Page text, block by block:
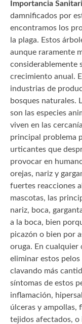
Importancia
damnificados por
encontramos los
la plaga. Estos
aunque raramente
considerablemente
crecimiento anual.
industrias de
bosques naturales.
son las especies
viven en las
principal problema
urticantes que
provocar en
orejas, nariz y
fuertes reacciones
mascotas, las
nariz, boca,
a la boca, bien
picazón o bien por
oruga. En cualquier
eliminar estos
clavando más
síntomas de estos
inflamación,
úlceras y ampollas,
tejidos afectados, o